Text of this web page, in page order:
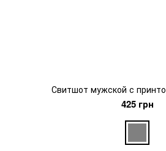
Свитшот мужской с
425 грн